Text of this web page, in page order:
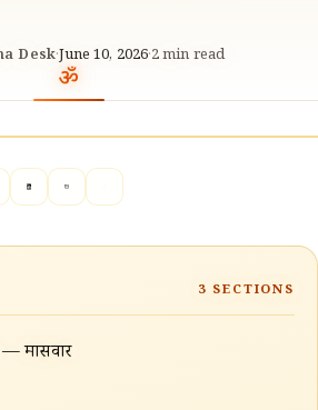
Desk·June 10, 2026·2min read
3 SECTIONS
— मासवार